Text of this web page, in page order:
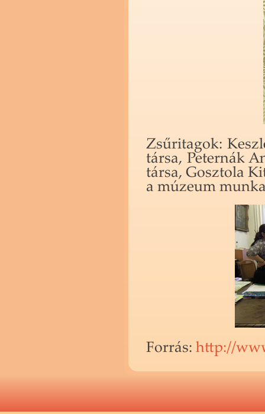
Zsű­ri­ta­gok:
tár­sa, Pe­ter­nák
tár­sa, Gosz­to­la
a mú­ze­um
For­rás: http://​